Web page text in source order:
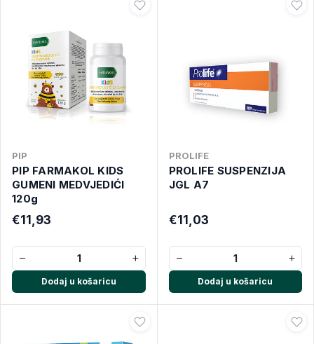
PIP
PIP FARMAKOL KIDS
GUMENI MEDVJEDIĆI
120g
€11,93
− +
Dodaj u košaricu
PROLIFE
PROLIFE SUSPENZIJA
JGL A7
€11,03
− +
Dodaj u košaricu